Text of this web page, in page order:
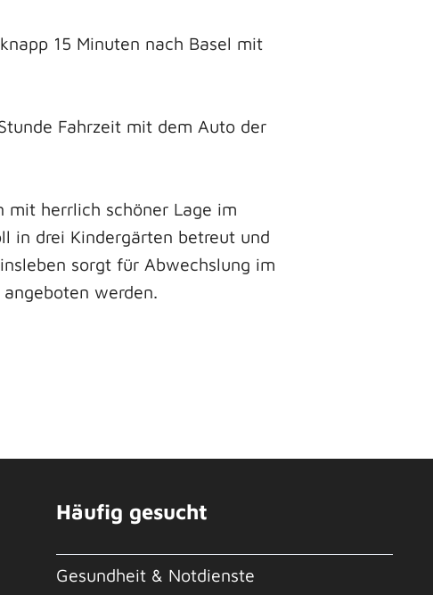
15 Minuten nach Basel mit
Fahrzeit mit dem Auto der
mit herrlich schöner Lage im
in drei Kindergärten betreut und
sorgt für Abwechslung im
werden.
Häufig gesucht
Gesundheit & Notdienste